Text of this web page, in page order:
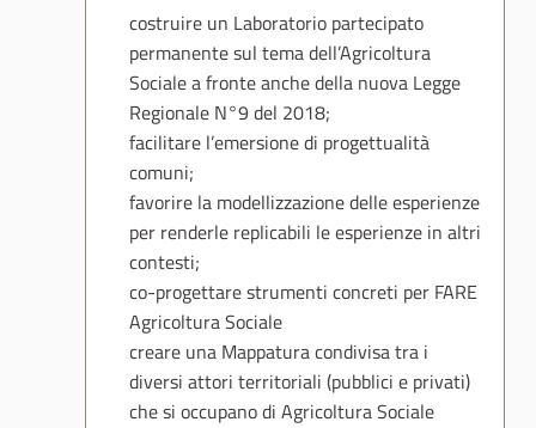
costruire un Laboratorio partecipato
permanente sul tema dell’Agricoltura
Sociale a fronte anche della nuova Legge
Regionale N°9 del 2018;
facilitare l’emersione di progettualità
comuni;
favorire la modellizzazione delle esperienze
per renderle replicabili le esperienze in altri
contesti;
co-progettare strumenti concreti per FARE
Agricoltura Sociale
creare una Mappatura condivisa tra i
diversi attori territoriali (pubblici e privati)
che si occupano di Agricoltura Sociale